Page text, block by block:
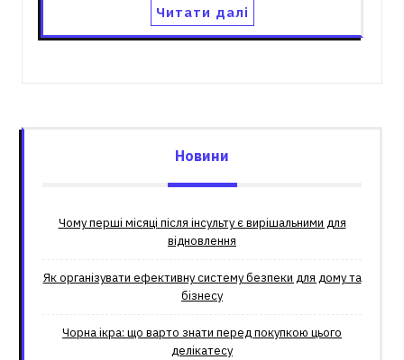
Читати далі
Новини
Чому перші місяці після інсульту є вирішальними для
відновлення
Як організувати ефективну систему безпеки для дому та
бізнесу
Чорна ікра: що варто знати перед покупкою цього
делікатесу